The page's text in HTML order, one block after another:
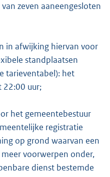
zeven aaneengesloten
in afwijking hiervan voor
standplaatsen
tarieventabel): het
22:00 uur;
het gemeentebestuur
registratie
op grond waarvan een
voorwerpen onder,
dienst bestemde